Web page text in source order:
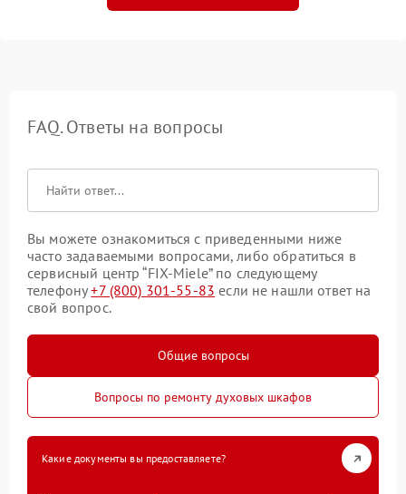
FAQ. Ответы на вопросы
Вы можете ознакомиться с приведенными ниже
часто задаваемыми вопросами, либо обратиться в
сервисный центр “FIX-Miele” по следующему
телефону+7 (800) 301-55-83 если не нашли ответ на
свой вопрос.
Общие вопросы
Вопросы по ремонту духовых шкафов
Какие документы вы предоставляете?